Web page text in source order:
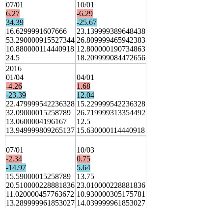
07/01
6.27
34.39
16.6299991607666
53.290000915527344
10.880000114440918
24.5
10/01
-6.29
-25.67
23.139999389648438
26.809999465942383
12.800000190734863
18.209999084472656
2016
01/04
-4.26
-23.39
22.479999542236328
32.09000015258789
13.0600004196167
13.949999809265137
04/01
1.68
12.04
15.229999542236328
26.719999313354492
12.5
15.630000114440918
07/01
-2.34
-14.97
15.59000015258789
20.510000228881836
11.020000457763672
13.289999961853027
10/03
0.75
5.64
13.75
23.010000228881836
10.930000305175781
14.039999961853027